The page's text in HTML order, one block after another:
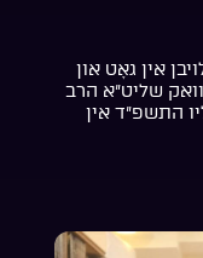
אין גאָט און
שליט”א הרב
התשפ”ד אין